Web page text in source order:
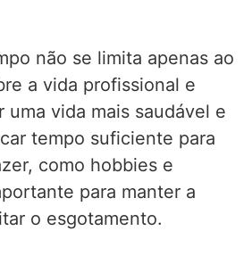
não se limita apenas ao
a vida profissional e
uma vida mais saudável e
tempo suficiente para
como hobbies e
para manter a
o esgotamento.